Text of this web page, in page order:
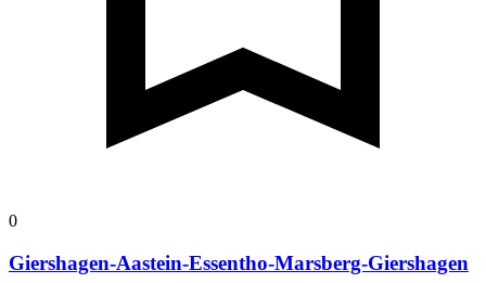
0
Giershagen-Aastein-Essentho-Marsberg-Giershagen